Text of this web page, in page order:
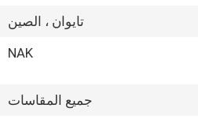
تايوان ، الصين
NAK
جميع المقاسات